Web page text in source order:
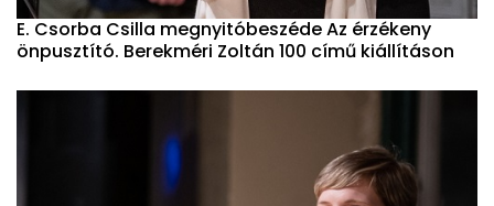
E. Csorba Csilla megnyitóbeszéde Az érzékeny
önpusztító. Berekméri Zoltán 100 című kiállításon